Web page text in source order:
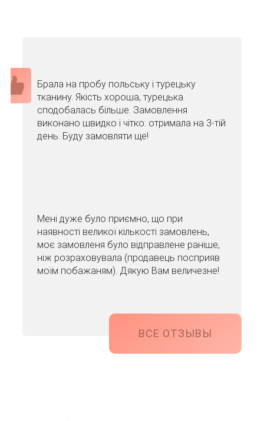
Брала на пробу польську і турецьку
тканину. Якість хороша, турецька
сподобалась більше. Замовлення
виконано швидко і чітко: отримала на 3-тій
день. Буду замовляти ще!
Мені дуже було приємно, що при
наявності великої кількості замовлень,
моє замовленя було відправлене раніше,
ніж розраховувала (продавець посприяв
моїм побажаням). Дякую Вам величезне!
ВСЕ ОТЗЫВЫ